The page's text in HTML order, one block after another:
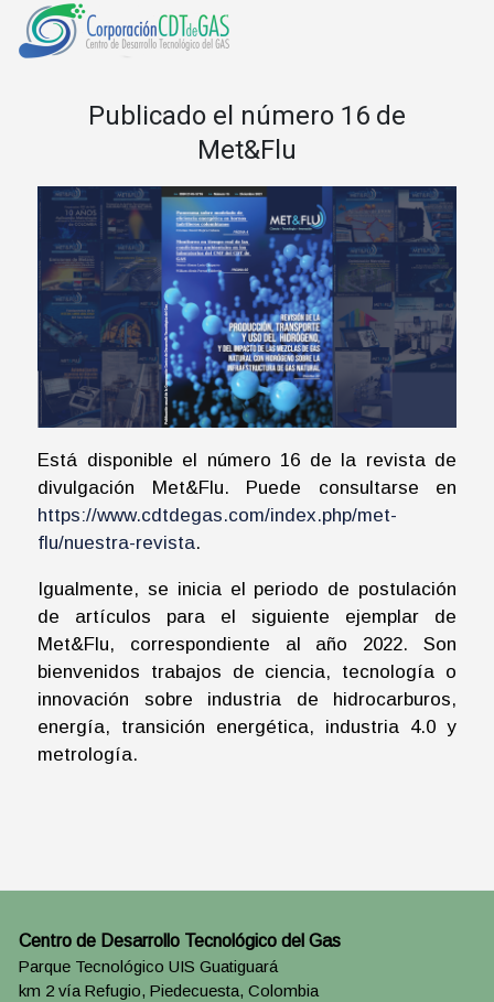
Publicado el número 16 de
Met&Flu
Está disponible el número 16 de la revista de
divulgación Met&Flu. Puede consultarse en
https://www.cdtdegas.com/index.php/met-
flu/nuestra-revista.
Igualmente, se inicia el periodo de postulación
de artículos para el siguiente ejemplar de
Met&Flu, correspondiente al año 2022. Son
bienvenidos trabajos de ciencia, tecnología o
innovación sobre industria de hidrocarburos,
energía, transición energética, industria 4.0 y
metrología.
Centro de Desarrollo Tecnológico del Gas
Parque Tecnológico UIS Guatiguará
km 2 vía Refugio, Piedecuesta, Colombia